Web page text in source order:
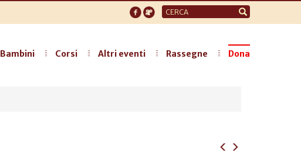
Form
di
Bambini Corsi Altri eventi Rassegne Dona